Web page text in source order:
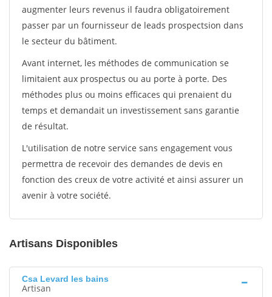
augmenter leurs revenus il faudra obligatoirement
passer par un fournisseur de leads prospectsion dans
le secteur du bâtiment.
Avant internet, les méthodes de communication se
limitaient aux prospectus ou au porte à porte. Des
méthodes plus ou moins efficaces qui prenaient du
temps et demandait un investissement sans garantie
de résultat.
L'utilisation de notre service sans engagement vous
permettra de recevoir des demandes de devis en
fonction des creux de votre activité et ainsi assurer un
avenir à votre société.
Artisans Disponibles
Csa Levard les bains
Artisan